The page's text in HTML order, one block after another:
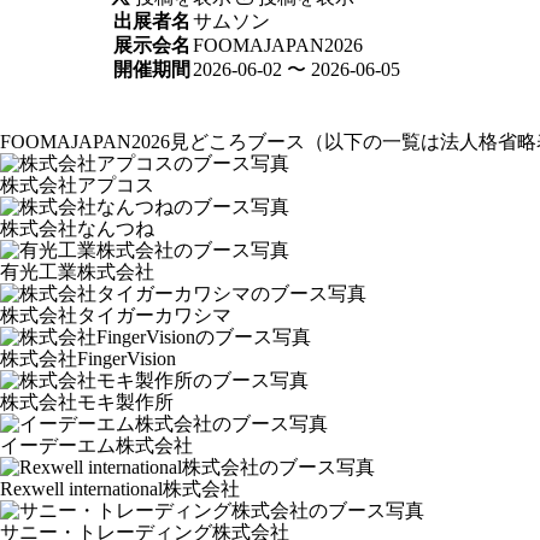
出展者名 サムソン
展示会名 FOOMAJAPAN2026
開催期間 2026-06-02 〜 2026-06-05
FOOMAJAPAN2026見どころブース （以下の一覧は法人格省
株式会社アプコス
株式会社なんつね
有光工業株式会社
株式会社タイガーカワシマ
株式会社FingerVision
株式会社モキ製作所
イーデーエム株式会社
Rexwell international株式会社
サニー・トレーディング株式会社